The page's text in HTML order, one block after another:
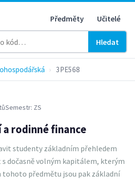
Předměty Učitelé
Hledat
› 3PE568
Semestr: ZS
a rodinné finance
studenty základním přehledem
dočasně volným kapitálem, kterým
tohoto předmětu jsou pak základní